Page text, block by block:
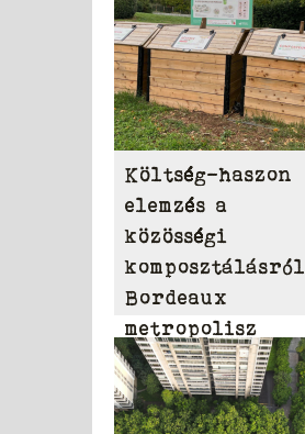
Költség-haszon
elemzés a
közösségi
komposztálásról
Bordeaux
metropolisz
területén